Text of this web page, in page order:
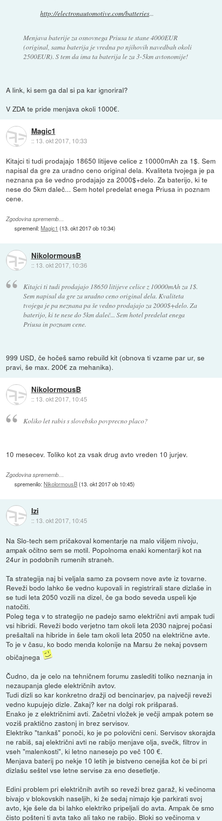
http://electronautomotive.com/batteries...
Menjava baterije za osnovnega Priusa te stane 4000EUR
(original, sama baterija je vredna po njihovih navedbah okoli
2500EUR). S tem da ima ta baterija le za 3-5km avtonomije!
A link, ki sem ga dal si pa kar ignoriral?
V ZDA te pride menjava okoli 1000€.
Magic1
:: 13. okt 2017, 10:33
Kitajci ti tudi prodajajo 18650 litijeve celice z 10000mAh za 1$. Sem
napisal da gre za uradno ceno original dela. Kvaliteta tvojega je pa
neznana pa še vedno prodajajo za 2000$+delo. Za baterijo, ki te
nese do 5km daleč... Sem hotel predelat enega Priusa in poznam
cene.
Zgodovina sprememb…
spremenil:Magic1 (13. okt 2017 ob 10:34)
NikolormousB
:: 13. okt 2017, 10:36
Kitajci ti tudi prodajajo 18650 litijeve celice z 10000mAh za 1$.
Sem napisal da gre za uradno ceno original dela. Kvaliteta
tvojega je pa neznana pa še vedno prodajajo za 2000$+delo. Za
baterijo, ki te nese do 5km daleč... Sem hotel predelat enega
Priusa in poznam cene.
999 USD, če hočeš samo rebuild kit (obnova ti vzame par ur, se
pravi, še max. 200€ za mehanika).
NikolormousB
:: 13. okt 2017, 10:45
Koliko let rabis s slovebsko povprecno placo?
10 mesecev. Toliko kot za vsak drug avto vreden 10 jurjev.
Zgodovina sprememb…
spremenilo:NikolormousB(13. okt 2017 ob 10:45)
Izi
:: 13. okt 2017, 10:45
Na Slo-tech sem pričakoval komentarje na malo višjem nivoju,
ampak očitno sem se motil. Popolnoma enaki komentarji kot na
24ur in podobnih rumenih straneh.
Ta strategija naj bi veljala samo za povsem nove avte iz tovarne.
Reveži bodo lahko še vedno kupovali in registrirali stare dizlaše in
se tudi leta 2050 vozili na dizel, če ga bodo seveda uspeli kje
natočiti.
Poleg tega v to strategijo ne padejo samo električni avti ampak tudi
vsi hibridi. Reveži bodo verjetno tam okoli leta 2030 najprej počasi
prešaltali na hibride in šele tam okoli leta 2050 na električne avte.
To je v času, ko bodo menda kolonije na Marsu že nekaj povsem
običajnega
Čudno, da je celo na tehničnem forumu zaslediti toliko neznanja in
nezaupanja glede električnih avtov.
Tudi dizli so kar konkretno dražji od bencinarjev, pa največji reveži
vedno kupujejo dizle. Zakaj? ker na dolgi rok prišparaš.
Enako je z električnimi avti. Začetni vložek je večji ampak potem se
voziš praktično zastonj in brez servisov.
Elektriko "tankaš" ponoči, ko je po polovični ceni. Servisov skorajda
ne rabiš, saj električni avti ne rabijo menjave olja, svečk, filtrov in
vseh "malenkosti", ki letno nanesejo po več 100 €.
Menjava baterij po nekje 10 letih je bistveno cenejša kot če bi pri
dizlašu seštel vse letne servise za eno desetletje.
Edini problem pri električnih avtih so reveži brez garaž, ki večinoma
bivajo v blokovskih naseljih, ki že sedaj nimajo kje parkirati svoj
avto, kje šele da bi lahko elektriko pripeljali do avta. Ampak če smo
čisto pošteni ti avta tako ali tako ne rabijo. Bloki so večinoma v